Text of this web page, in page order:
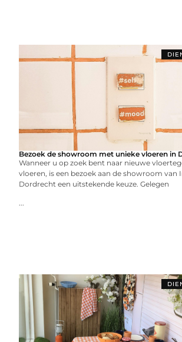
Bezoek de showroom met unieke vloeren in
Wanneer u op zoek bent naar nieuwe
vloeren, is een bezoek aan de showroom van
Dordrecht een uitstekende keuze. Gelegen
...